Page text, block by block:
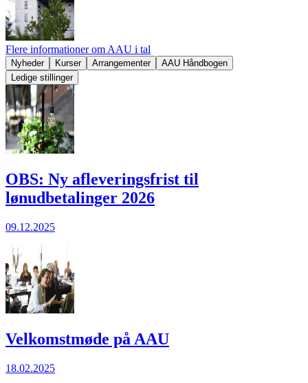
Flere informationer om AAU i tal
Nyheder Kurser Arrangementer
AAU Håndbogen
Ledige stillinger
OBS: Ny afleveringsfrist til
lønudbetalinger 2026
09.12.2025
Velkomstmøde på AAU
18.02.2025